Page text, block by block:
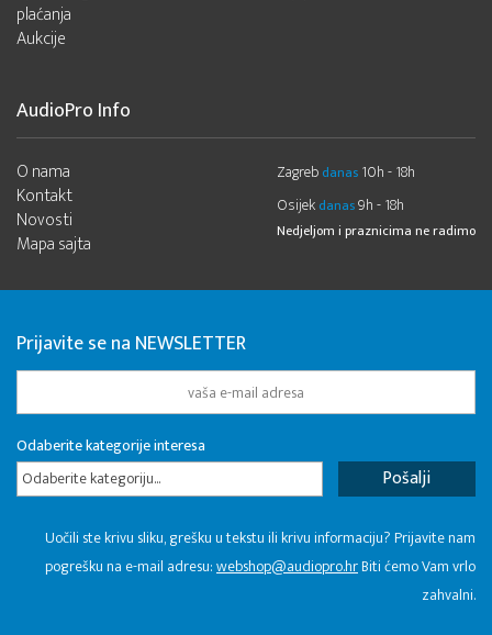
plaćanja
Aukcije
AudioPro Info
O nama
Kontakt
Novosti
Mapa sajta
Zagreb danas 10h - 18h
Osijek danas9h - 18h
Nedjeljom i praznicima ne radimo
Prijavite se na NEWSLETTER
Odaberite kategorije interesa
Odaberite kategoriju...
Uočili ste krivu sliku, grešku u tekstu ili krivu informaciju? Prijavite nam
pogrešku na e-mail adresu:webshop@audiopro.hrBiti ćemo Vam vrlo
zahvalni.